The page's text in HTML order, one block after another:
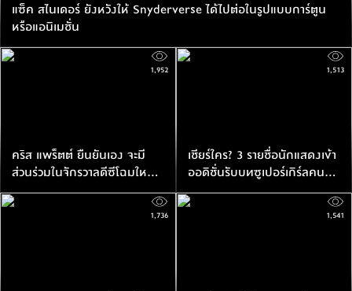
แซ็ค สไนเดอร์ ยังหวังให้ Snyderverse ได้ไปต่อในรูปแบบการ์ตูน
หรือแอนิเมชั่น
คริส แพร็ตต์ ยืนยันเอง จะมี
ส่วนร่วมในจักรวาลดีซีโฉมใหม่
พร้อมกับยังรับบท สตาร์ ลอร์ด
ต่อไป
1,952
เชียร์ใคร? 3 รายชื่อนักแสดงเข้า
ออดิชั่นรับบทซูเปอร์เกิร์ลคน
ใหม่ใน DCU
1,513
1,736 1,541